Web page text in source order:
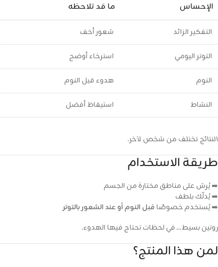
الإحساس ما قد تلاحظه
التفكير الزائد شعور أخف
التوتر اليومي استرخاء أوضح
النوم هدوء قبل النوم
النشاط استيقاظ أفضل
النتائج تختلف من شخص لآخر.
طريقة الاستخدام
➡️ يُرش على مناطق مختارة من الجسم
➡️ يُدلّك بلطف
➡️ يُستخدم خصوصًا قبل النوم أو عند الشعور بالتوتر
روتين بسيط… في لحظات تحتاج فيها الهدوء.
لمن هذا المنتج؟